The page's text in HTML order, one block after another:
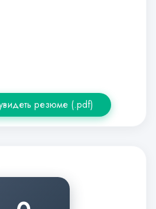
резюме (.pdf)